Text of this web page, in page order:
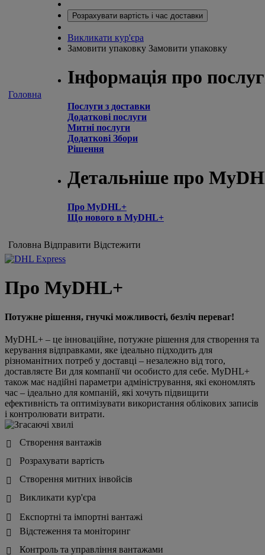
Головна
Розрахувати вартість і час доставки
Викликати кур'єра
Замовити упаковку Замовити упаковку
Інформація про
Послуги з доставки
Додаткові послуги
Митні послуги
Додаткові Збори
Рішення
Детальніше про
Про MyDHL+
Що нового в MyDHL+
Головна Відправити Відстежити
Про MyDHL+
Потужне рішення, гнучкі можливості, безліч переваг!
MyDHL+ – це інноваційне, потужне рішення для створення та
керування відправками, яке ідеально підходить для
різноманітних потреб у доставці – незалежно від того,
доставляєте Ви для компанії чи особисто для себе. MyDHL+
також має надійні параметри адміністрування, які економлять
час – ідеально для компаній, які хочуть підвищити
ефективність та оптимізувати використання облікових записів
і контролювати витрати.

Створення вантажів

Розрахувати вартість

Створення митних інвойсів

Викликати кур'єра

Експортні та імпортні вантажі

Відстеження та моніторинг

Контроль та управління вантажами